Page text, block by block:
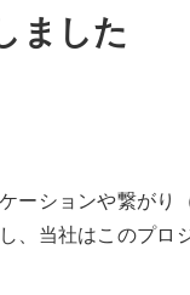
ました
ーションや繋がり
、当社はこのプロ